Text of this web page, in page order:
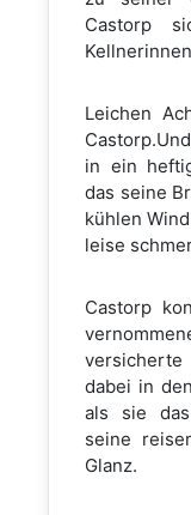
Castorp
Leichen
in ein
das seine
kühlen
leise
Castorp
dabei in
als sie das
seine
Glanz.